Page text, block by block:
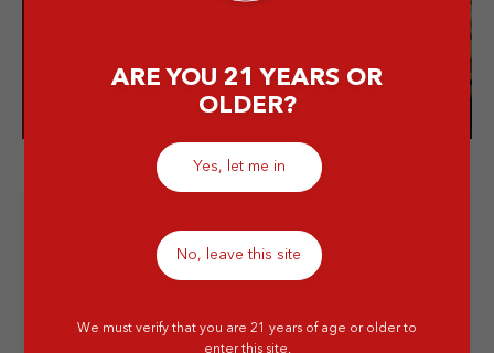
ARE YOU 21 YEARS OR
OLDER?
Yes, let me in
No, leave this site
We must verify that you are 21 years of age or older to
enter this site.